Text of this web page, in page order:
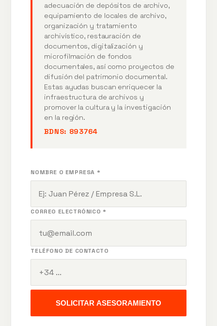
adecuación de depósitos de archivo,
equipamiento de locales de archivo,
organización y tratamiento
archivístico, restauración de
documentos, digitalización y
microfilmación de fondos
documentales, así como proyectos de
difusión del patrimonio documental.
Estas ayudas buscan enriquecer la
infraestructura de archivos y
promover la cultura y la investigación
en la región.
BDNS: 893764
NOMBRE O EMPRESA *
CORREO ELECTRÓNICO *
TELÉFONO DE CONTACTO
SOLICITAR ASESORAMIENTO